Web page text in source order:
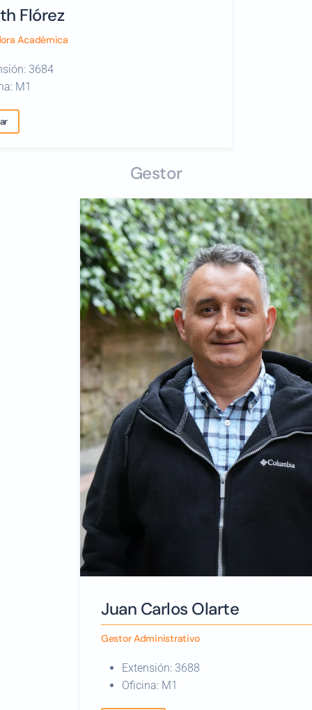
Flórez
Académica
3684
M1
Gestor
Juan Carlos Olarte
Gestor Administrativo
Extensión: 3688
Oficina: M1